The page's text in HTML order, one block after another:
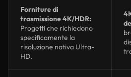
Forniture di
trasmissione 4K/HDR:
Progetti che richiedono
specificamente la
risoluzione nativa Ultra-
HD.